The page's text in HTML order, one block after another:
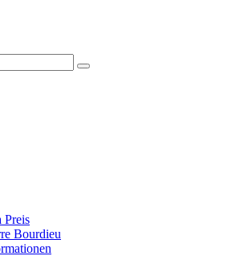
Preis
Bourdieu